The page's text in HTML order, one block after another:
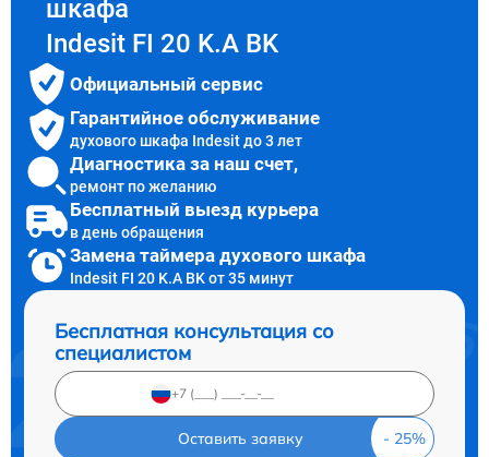
шкафа
Indesit FI 20 K.A BK
Официальный сервис
Гарантийное обслуживание
духового шкафа Indesit до 3 лет
Диагностика за наш счет,
ремонт по желанию
Бесплатный выезд курьера
в день обращения
Замена таймера духового шкафа
Indesit FI 20 K.A BK от 35 минут
Бесплатная консультация со
специалистом
Оставить заявку